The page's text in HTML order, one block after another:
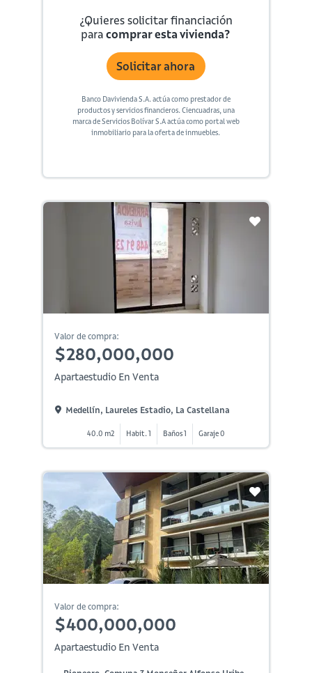
¿Quieres solicitar financiación
paracomprar esta vivienda?
Solicitar ahora
Banco Davivienda S.A. actúa como prestador de
productos y servicios financieros. Ciencuadras, una
marca de Servicios Bolívar S.A actúa como portal web
inmobiliario para la oferta de inmuebles.
Valor de compra:
$280,000,000
Apartaestudio En Venta
Medellín, Laureles Estadio, La Castellana
40.0 m2 Habit. 1 Baños 1 Garaje 0
Valor de compra:
$400,000,000
Apartaestudio En Venta